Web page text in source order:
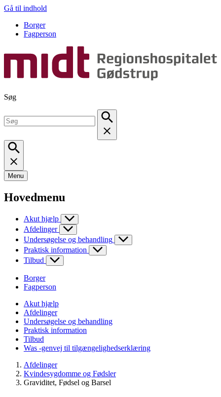
Gå til indhold
Borger
Fagperson
Søg
Menu
Hovedmenu
Akut hjælp
Afdelinger
Undersøgelse og behandling
Praktisk information
Tilbud
Borger
Fagperson
Akut hjælp
Afdelinger
Undersøgelse og behandling
Praktisk information
Tilbud
Was -genvej til tilgængelighedserklæring
Afdelinger
Kvindesygdomme og Fødsler
Graviditet, Fødsel og Barsel